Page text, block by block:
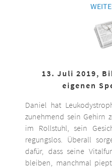
13. Juli 2019,
eigenen
Daniel hat
zunehmend sein Gehirn
im Rollstuhl, sein
regungslos. Überall
dafür, dass seine
bleiben, manchmal